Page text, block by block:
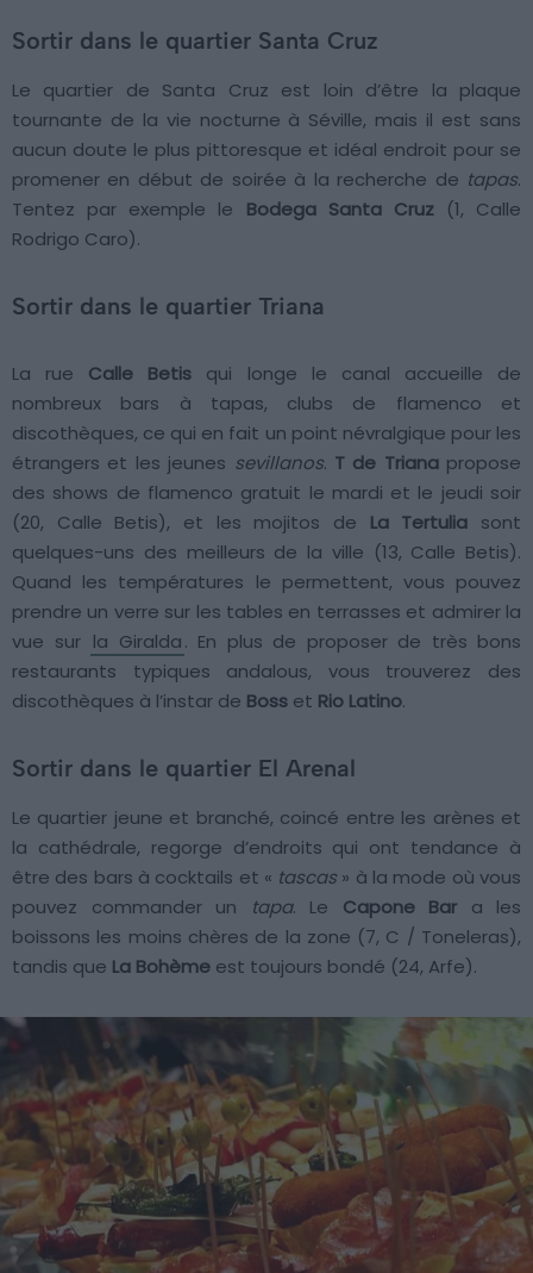
Sortir dans le quartier Santa Cruz
Le quartier de Santa Cruz est loin d’être la plaque
tournante de la vie nocturne à Séville, mais il est sans
aucun doute le plus pittoresque et idéal endroit pour se
promener en début de soirée à la recherche de tapas.
Tentez par exemple le Bodega Santa Cruz(1, Calle
Rodrigo Caro).
Sortir dans le quartier Triana
La rue Calle Betis qui longe le canal accueille de
nombreux bars à tapas, clubs de flamenco et
discothèques, ce qui en fait un point névralgique pour les
étrangers et les jeunes sevillanos. T de Trianapropose
des shows de flamenco gratuit le mardi et le jeudi soir
(20, Calle Betis), et les mojitos de La Tertulia sont
quelques-uns des meilleurs de la ville (13, Calle Betis).
Quand les températures le permettent, vous pouvez
prendre un verre sur les tables en terrasses et admirer la
vue sur la Giralda. En plus de proposer de très bons
restaurants typiques andalous, vous trouverez des
discothèques à l’instar de Boss et Rio Latino.
Sortir dans le quartier El Arenal
Le quartier jeune et branché, coincé entre les arènes et
la cathédrale, regorge d’endroits qui ont tendance à
être des bars à cocktails et « tascas » à la mode où vous
pouvez commander un
tapa. Le Capone Bar a les
boissons les moins chères de la zone (7, C / Toneleras),
tandis que La Bohème est toujours bondé (24, Arfe).